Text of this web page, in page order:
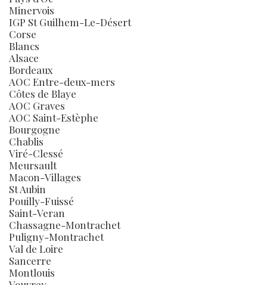
Minervois
IGP St Guilhem-Le-Désert
Corse
Blancs
Alsace
Bordeaux
AOC Entre-deux-mers
Côtes de Blaye
AOC Graves
AOC Saint-Estèphe
Bourgogne
Chablis
Viré-Clessé
Meursault
Macon-Villages
St Aubin
Pouilly-Fuissé
Saint-Veran
Chassagne-Montrachet
Puligny-Montrachet
Val de Loire
Sancerre
Montlouis